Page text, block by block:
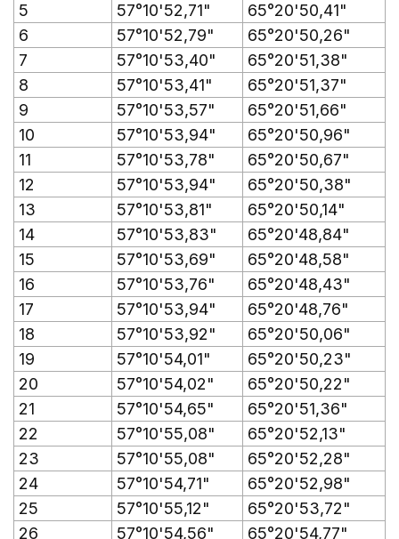
5
57°10'52,71"
65°20'50,41"
6
57°10'52,79"
65°20'50,26"
7
57°10'53,40"
65°20'51,38"
8
57°10'53,41"
65°20'51,37"
9
57°10'53,57"
65°20'51,66"
10
57°10'53,94"
65°20'50,96"
11
57°10'53,78"
65°20'50,67"
12
57°10'53,94"
65°20'50,38"
13
57°10'53,81"
65°20'50,14"
14
57°10'53,83"
65°20'48,84"
15
57°10'53,69"
65°20'48,58"
16
57°10'53,76"
65°20'48,43"
17
57°10'53,94"
65°20'48,76"
18
57°10'53,92"
65°20'50,06"
19
57°10'54,01"
65°20'50,23"
20
57°10'54,02"
65°20'50,22"
21
57°10'54,65"
65°20'51,36"
22
57°10'55,08"
65°20'52,13"
23
57°10'55,08"
65°20'52,28"
24
57°10'54,71"
65°20'52,98"
25
57°10'55,12"
65°20'53,72"
26
57°10'54,56"
65°20'54,77"